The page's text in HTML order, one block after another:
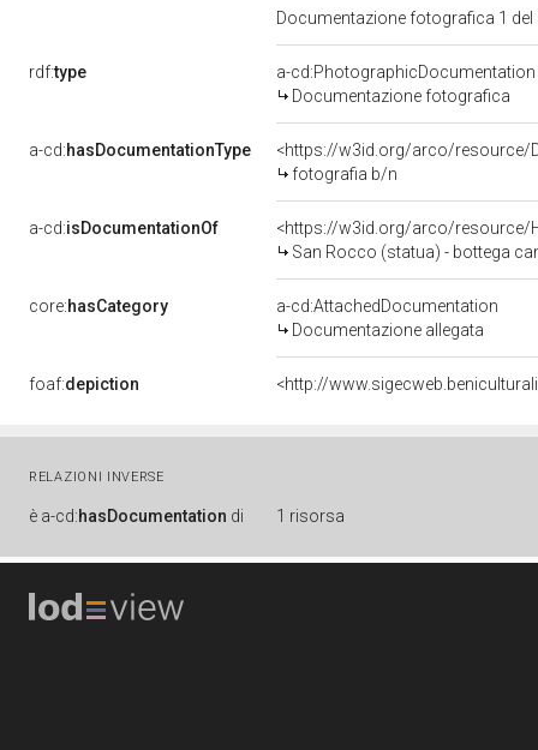
Documentazione fotografica 1
rdf:type
a-cd:PhotographicDocumentation
Documentazione fotografica
a-cd:hasDocumentationType
<https://w3id.org/arco/resource/
fotografia b/n
a-cd:isDocumentationOf
<https://w3id.org/arco/resource/
San Rocco (statua) - bottega
core:hasCategory
a-cd:AttachedDocumentation
Documentazione allegata
foaf:depiction <http://
RELAZIONI INVERSE
è a-cd:hasDocumentation di 1 risorsa